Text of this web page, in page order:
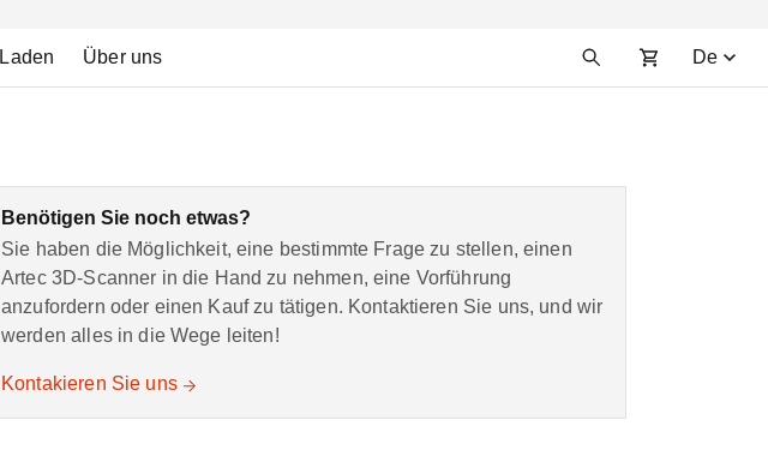
Laden Über uns De
Benötigen Sie noch etwas?
Sie haben die Möglichkeit, eine bestimmte Frage zu stellen, einen
Artec 3D-Scanner in die Hand zu nehmen, eine Vorführung
anzufordern oder einen Kauf zu tätigen. Kontaktieren Sie uns, und wir
werden alles in die Wege leiten!
Kontakieren Sie uns